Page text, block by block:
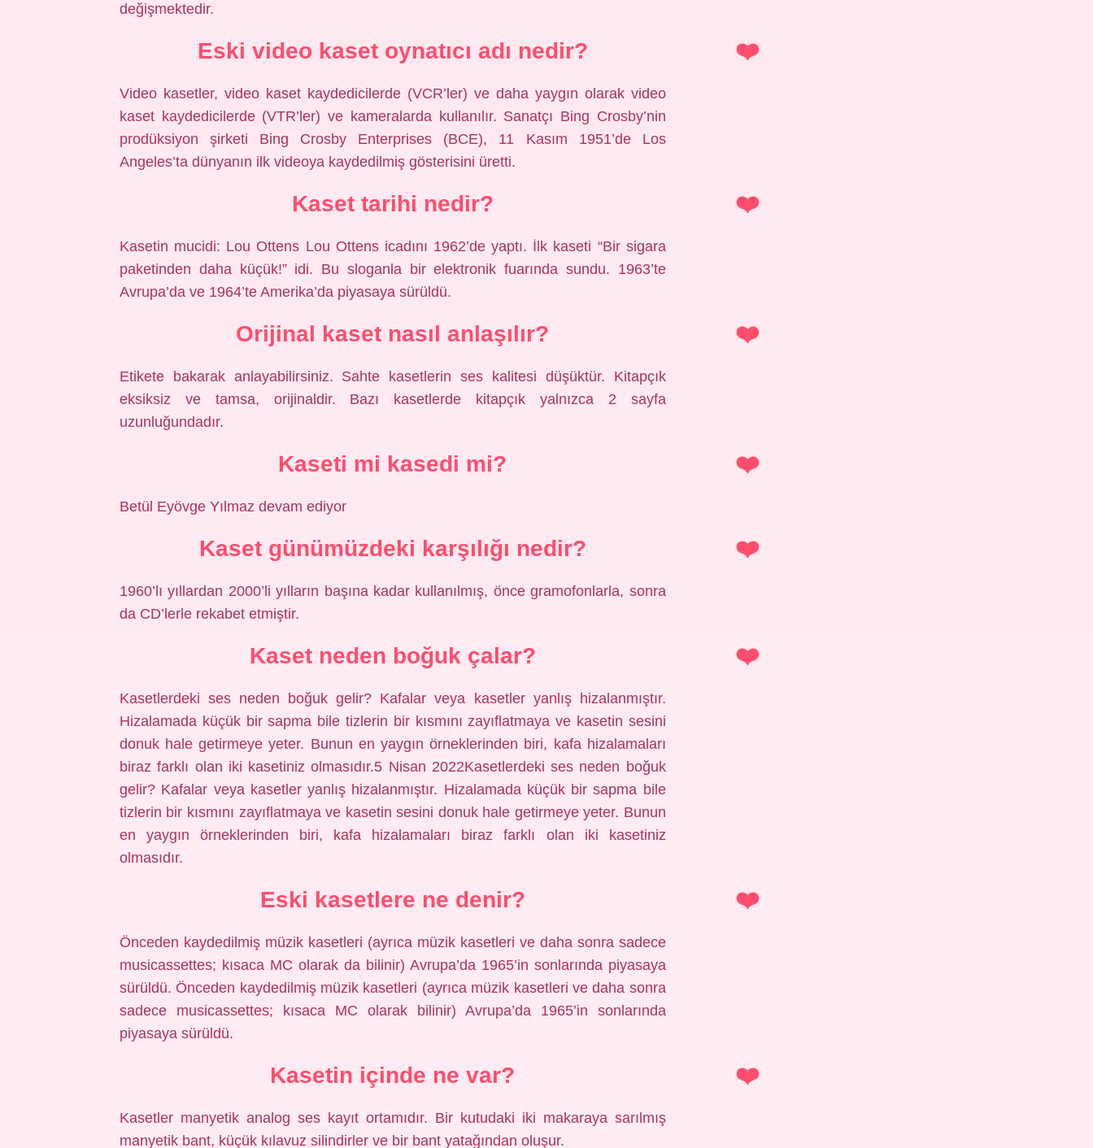
değişmektedir.
Eski video kaset oynatıcı adı nedir?
Video kasetler, video kaset kaydedicilerde (VCR’ler) ve daha yaygın olarak video
kaset kaydedicilerde (VTR’ler) ve kameralarda kullanılır. Sanatçı Bing Crosby’nin
prodüksiyon şirketi Bing Crosby Enterprises (BCE), 11 Kasım 1951’de Los
Angeles’ta dünyanın ilk videoya kaydedilmiş gösterisini üretti.
Kaset tarihi nedir?
Kasetin mucidi: Lou Ottens Lou Ottens icadını 1962’de yaptı. İlk kaseti “Bir sigara
paketinden daha küçük!” idi. Bu sloganla bir elektronik fuarında sundu. 1963’te
Avrupa’da ve 1964’te Amerika’da piyasaya sürüldü.
Orijinal kaset nasıl anlaşılır?
Etikete bakarak anlayabilirsiniz. Sahte kasetlerin ses kalitesi düşüktür. Kitapçık
eksiksiz ve tamsa, orijinaldir. Bazı kasetlerde kitapçık yalnızca 2 sayfa
uzunluğundadır.
Kaseti mi kasedi mi?
Betül Eyövge Yılmaz devam ediyor
Kaset günümüzdeki karşılığı nedir?
1960’lı yıllardan 2000’li yılların başına kadar kullanılmış, önce gramofonlarla, sonra
da CD’lerle rekabet etmiştir.
Kaset neden boğuk çalar?
Kasetlerdeki ses neden boğuk gelir? Kafalar veya kasetler yanlış hizalanmıştır.
Hizalamada küçük bir sapma bile tizlerin bir kısmını zayıflatmaya ve kasetin sesini
donuk hale getirmeye yeter. Bunun en yaygın örneklerinden biri, kafa hizalamaları
biraz farklı olan iki kasetiniz olmasıdır.5 Nisan 2022Kasetlerdeki ses neden boğuk
gelir? Kafalar veya kasetler yanlış hizalanmıştır. Hizalamada küçük bir sapma bile
tizlerin bir kısmını zayıflatmaya ve kasetin sesini donuk hale getirmeye yeter. Bunun
en yaygın örneklerinden biri, kafa hizalamaları biraz farklı olan iki kasetiniz
olmasıdır.
Eski kasetlere ne denir?
Önceden kaydedilmiş müzik kasetleri (ayrıca müzik kasetleri ve daha sonra sadece
musicassettes; kısaca MC olarak da bilinir) Avrupa’da 1965’in sonlarında piyasaya
sürüldü. Önceden kaydedilmiş müzik kasetleri (ayrıca müzik kasetleri ve daha sonra
sadece musicassettes; kısaca MC olarak bilinir) Avrupa’da 1965’in sonlarında
piyasaya sürüldü.
Kasetin içinde ne var?
Kasetler manyetik analog ses kayıt ortamıdır. Bir kutudaki iki makaraya sarılmış
manyetik bant, küçük kılavuz silindirler ve bir bant yatağından oluşur.